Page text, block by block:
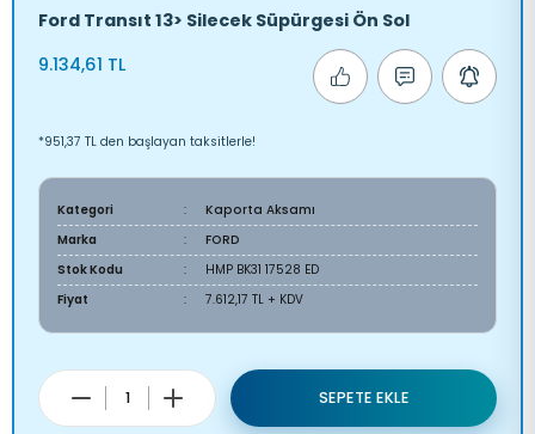
Ford Transıt 13> Silecek Süpürgesi Ön Sol
9.134,61 TL
*951,37 TL den başlayan taksitlerle!
Kategori
Kaporta Aksamı
Marka
FORD
Stok Kodu
HMP BK31 17528 ED
Fiyat
7.612,17 TL + KDV
SEPETE EKLE